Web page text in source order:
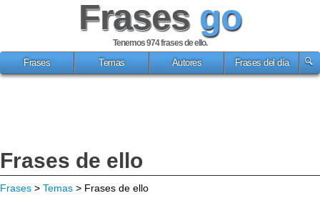
Frases go
Tenemos 974frases de ello.
Frases
Temas Autores Frases del día
Frases de ello
Frases > Temas > Frases de ello